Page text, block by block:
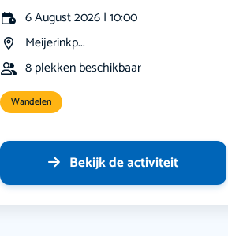
6 August 2026 | 10:00
Meijerinkp...
8 plekken beschikbaar
Wandelen
Bekijk de activiteit